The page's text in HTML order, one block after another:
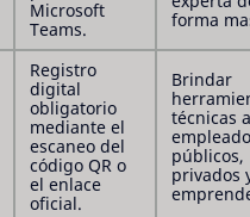
Microsoft
Teams.
forma
Registro
digital
obligatorio
mediante el
escaneo del
código QR o
el enlace
oficial.
Brindar
técnicas a
públicos,
privados